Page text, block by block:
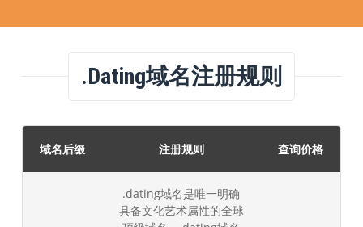
.dating域名注册规则
域名后缀 注册规则 查询价格
.dating域名是唯一明确
具备文化艺术属性的全球